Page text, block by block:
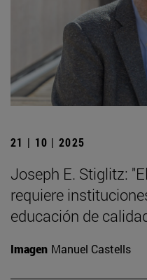
21 | 10 | 2025
Joseph E. Stiglitz:
requiere
educación de
Imagen Manuel Castells